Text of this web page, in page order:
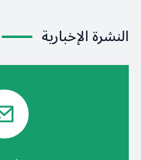
النشرة الإخبارية